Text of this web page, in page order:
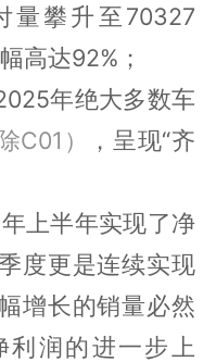
量攀升至70327
高达92%；
年绝大多数车
C01）
，呈现“齐
上半年实现了净
度更是连续实现
增长的销量必然
利润的进一步上